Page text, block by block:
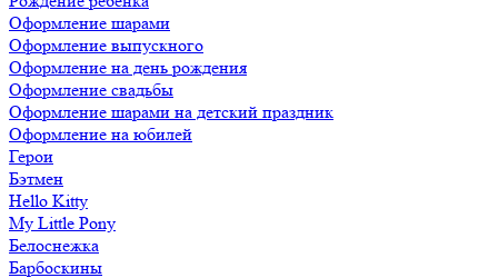
Оформление шарами
Оформление выпускного
Оформление на день рождения
Оформление свадьбы
Оформление шарами на детский праздник
Оформление на юбилей
Герои
Бэтмен
Hello Kitty
My Little Pony
Белоснежка
Барбоскины